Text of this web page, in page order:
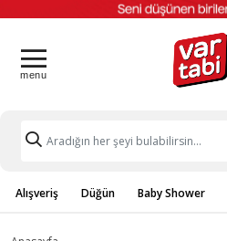
Alışveriş Düğün Baby Shower